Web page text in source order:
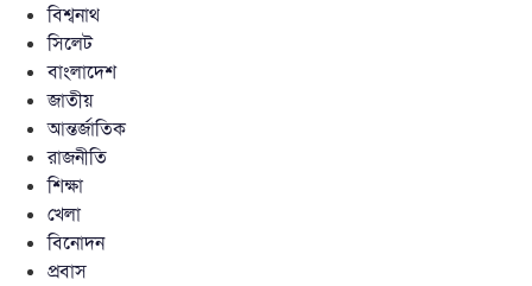
বিশ্বনাথ
সিলেট
বাংলাদেশ
জাতীয়
আন্তর্জাতিক
রাজনীতি
শিক্ষা
খেলা
বিনোদন
প্রবাস